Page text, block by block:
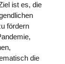
ist es, die
fördern
die